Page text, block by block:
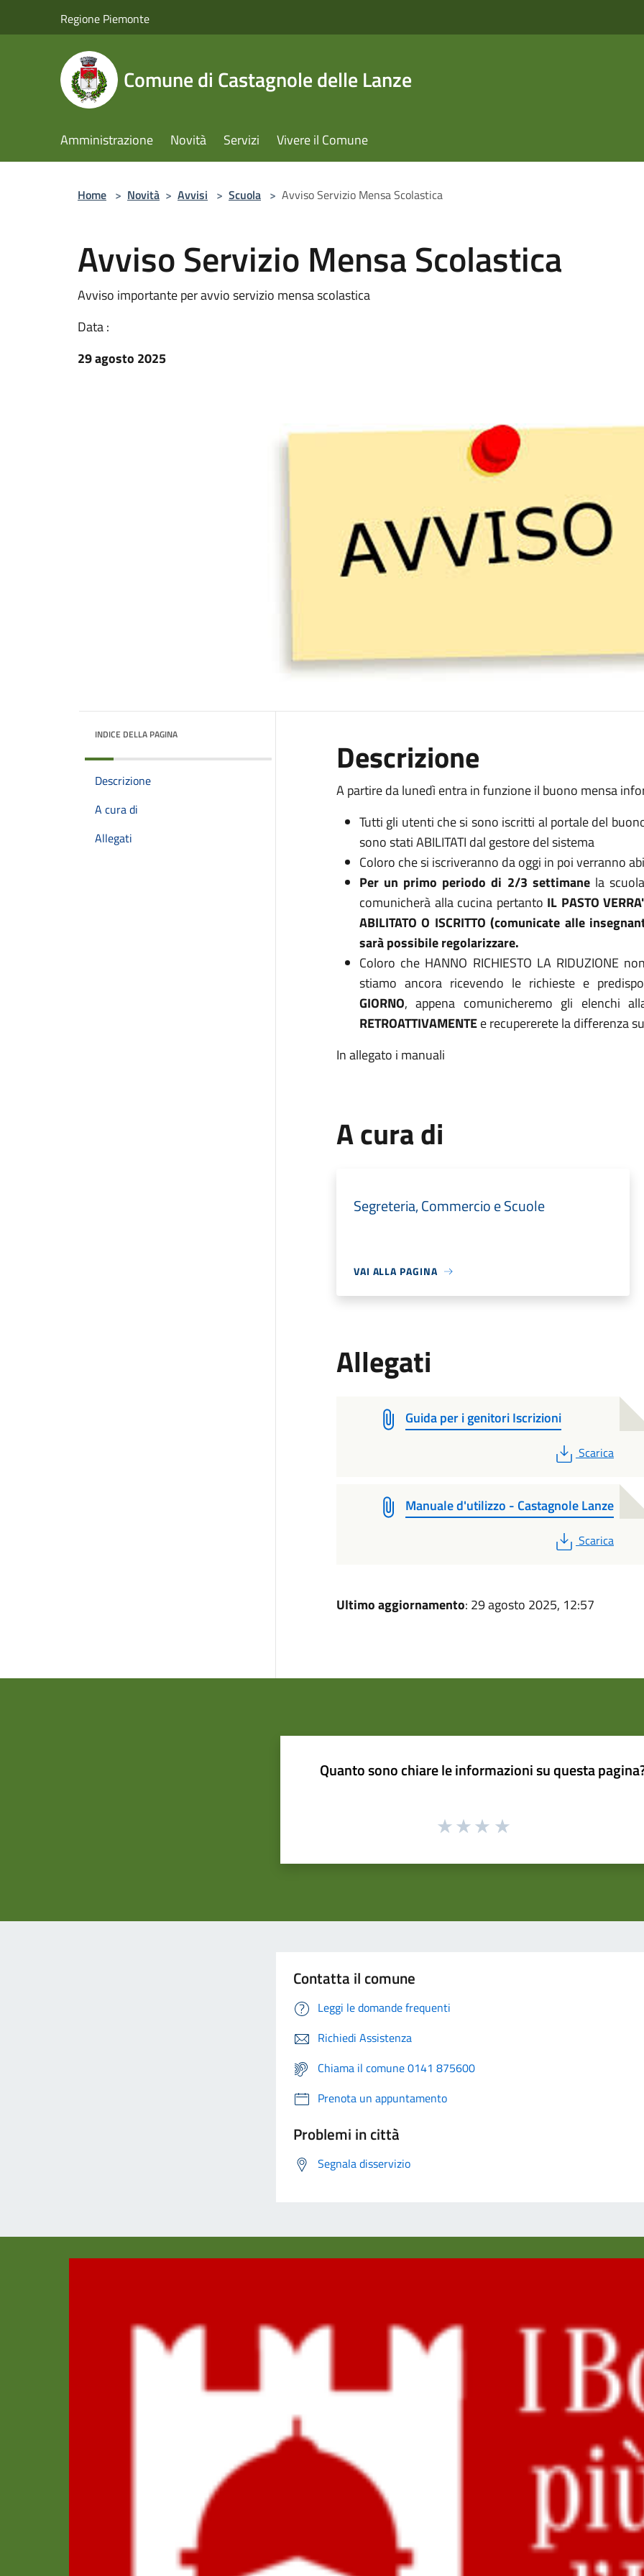
Regione Piemonte
Comune di Castagnole delle Lanze
Amministrazione Novità Servizi Vivere il Comune
Home > Novità > Avvisi > Scuola > Avviso Servizio Mensa Scolastica
Avviso Servizio Mensa Scolastica
Avviso importante per avvio servizio mensa scolastica
Data :
29 agosto 2025
INDICE DELLA PAGINA
Descrizione
A cura di
Allegati
Descrizione
A partire da lunedì entra in funzione il buono mensa
Tutti gli utenti che si sono iscritti al portale del
sono stati ABILITATI dal gestore del sistema
Coloro che si iscriveranno da oggi in poi verranno
Per un primo periodo di 2/3 settimanela
comunicherà alla cucina pertanto IL PASTO
ABILITATO O ISCRITTO (comunicate alle
sarà possibile regolarizzare.
Coloro che HANNO RICHIESTO LA RIDUZIONE
stiamo ancora ricevendo le richieste e
GIORNO, appena comunicheremo gli elenchi
RETROATTIVAMENTEe recupererete la differenza
In allegato i manuali
A cura di
Segreteria, Commercio e Scuole
VAI ALLA PAGINA
Allegati
Guida per i genitori Iscrizioni
PDF
Scarica
Manuale d'utilizzo - Castagnole Lanze
PDF
Scarica
Ultimo aggiornamento: 29 agosto 2025, 12:57
Quanto sono chiare le informazioni su questa
Contatta il comune
Leggi le domande frequenti
Richiedi Assistenza
Chiama il comune 0141 875600
Prenota un appuntamento
Problemi in città
Segnala disservizio